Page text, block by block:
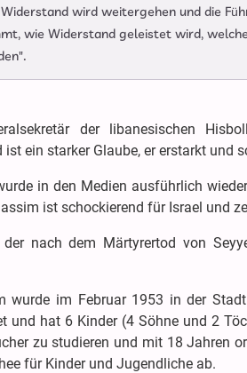
wird weitergehen und die
wie Widerstand geleistet wird,
der libanesischen
ein starker Glaube, er erstarkt und
in den Medien ausführlich
ist schockierend für Israel und
nach dem Märtyrertod von
wurde im Februar 1953 in der
und hat 6 Kinder (4 Söhne und 2
zu studieren und mit 18 Jahren
für Kinder und Jugendliche ab.